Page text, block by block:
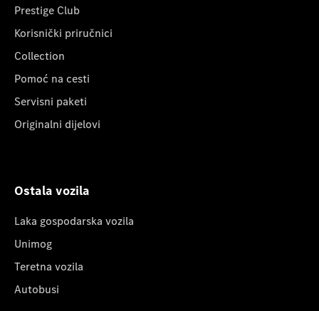
Prestige Club
Korisnički priručnici
Collection
Pomoć na cesti
Servisni paketi
Originalni dijelovi
Ostala vozila
Laka gospodarska vozila
Unimog
Teretna vozila
Autobusi